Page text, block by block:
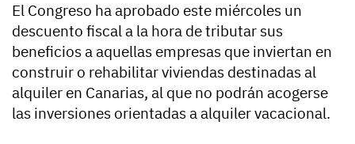
El Congreso ha aprobado este miércoles un
descuento fiscal a la hora de tributar sus
beneficios a aquellas empresas que inviertan en
construir o rehabilitar viviendas destinadas al
alquiler en Canarias, al que no podrán acogerse
las inversiones orientadas a alquiler vacacional.